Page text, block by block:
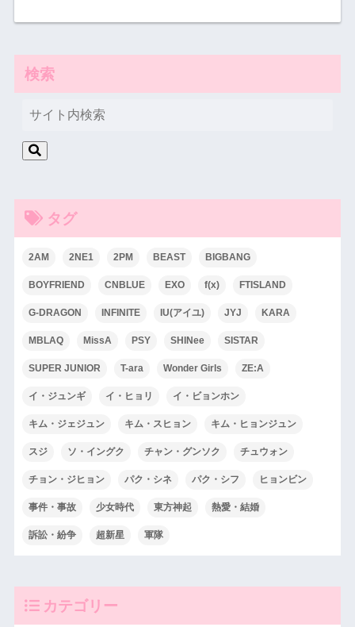
検索
タグ
2AM 2NE1 2PM BEAST BIGBANG
BOYFRIEND CNBLUE EXO f(x) FTISLAND
G-DRAGON INFINITE IU(アイユ) JYJ KARA
MBLAQ MissA PSY SHINee SISTAR
SUPER JUNIOR T-ara Wonder Girls ZE:A
イ・ジュンギ イ・ヒョリ イ・ビョンホン
キム・ジェジュン キム・スヒョン キム・ヒョンジュン
スジ ソ・イングク チャン・グンソク チュウォン
チョン・ジヒョン パク・シネ パク・シフ ヒョンビン
事件・事故 少女時代 東方神起 熱愛・結婚
訴訟・紛争 超新星 軍隊
カテゴリー